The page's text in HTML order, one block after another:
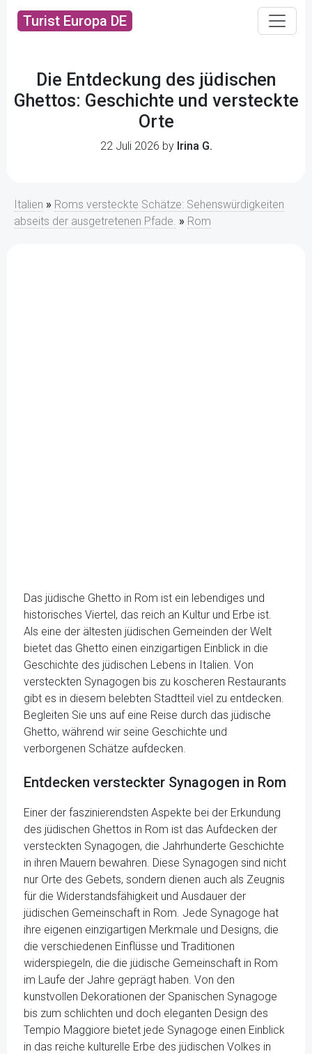
Turist Europa DE
Die Entdeckung des jüdischen
Ghettos: Geschichte und versteckte
Orte
22 Juli 2026 by Irina G.
Italien » Roms versteckte Schätze: Sehenswürdigkeiten
abseits der ausgetretenen Pfade. » Rom
Das jüdische Ghetto in Rom ist ein lebendiges und
historisches Viertel, das reich an Kultur und Erbe ist.
Als eine der ältesten jüdischen Gemeinden der Welt
bietet das Ghetto einen einzigartigen Einblick in die
Geschichte des jüdischen Lebens in Italien. Von
versteckten Synagogen bis zu koscheren Restaurants
gibt es in diesem belebten Stadtteil viel zu entdecken.
Begleiten Sie uns auf eine Reise durch das jüdische
Ghetto, während wir seine Geschichte und
verborgenen Schätze aufdecken.
Entdecken versteckter Synagogen in Rom
Einer der faszinierendsten Aspekte bei der Erkundung
des jüdischen Ghettos in Rom ist das Aufdecken der
versteckten Synagogen, die Jahrhunderte Geschichte
in ihren Mauern bewahren. Diese Synagogen sind nicht
nur Orte des Gebets, sondern dienen auch als Zeugnis
für die Widerstandsfähigkeit und Ausdauer der
jüdischen Gemeinschaft in Rom. Jede Synagoge hat
ihre eigenen einzigartigen Merkmale und Designs, die
die verschiedenen Einflüsse und Traditionen
widerspiegeln, die die jüdische Gemeinschaft in Rom
im Laufe der Jahre geprägt haben. Von den
kunstvollen Dekorationen der Spanischen Synagoge
bis zum schlichten und doch eleganten Design des
Tempio Maggiore bietet jede Synagoge einen Einblick
in das reiche kulturelle Erbe des jüdischen Volkes in